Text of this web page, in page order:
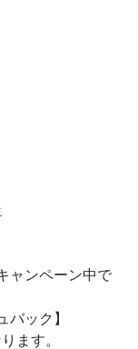
ャンペーン中で
バック】
ます。